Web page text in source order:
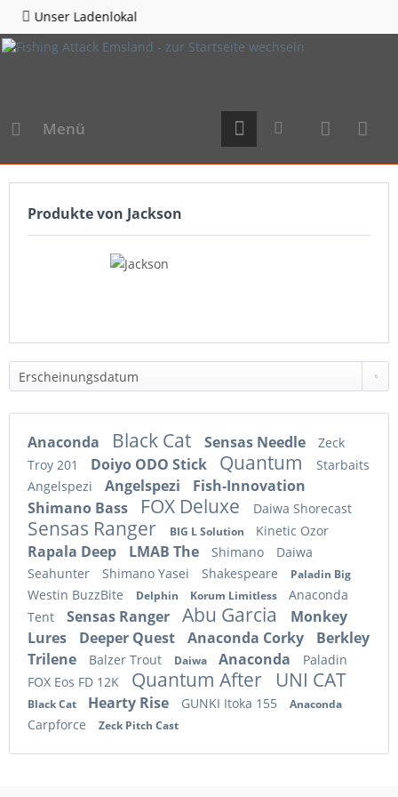
Menü
Produkte von Jackson
Anaconda Black Cat Sensas Needle
Zeck
Troy 201
Doiyo ODO Stick Quantum
Starbaits
Angelspezi
Angelspezi
Fish-Innovation
Shimano Bass
FOX Deluxe Daiwa Shorecast
Sensas Ranger BIG L Solution Kinetic Ozor
Rapala Deep LMAB The Shimano
Daiwa
Seahunter
Shimano Yasei Shakespeare Paladin Big
Westin BuzzBite Delphin Korum Limitless
Anaconda
Tent
Sensas Ranger Abu Garcia
Monkey
Lures
Deeper Quest Anaconda Corky
Berkley
Trilene
Balzer Trout Daiwa Anaconda
Paladin
FOX Eos FD 12K
Quantum After UNI CAT
Black Cat Hearty Rise GUNKI Itoka 155 Anaconda
Carpforce Zeck Pitch Cast